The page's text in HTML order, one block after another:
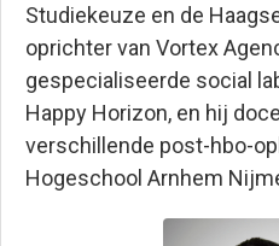
Studiekeuze en de
oprichter van Vortex
gespecialiseerde social
Happy Horizon, en hij
verschillende post-hbo-
Hogeschool Arnhem